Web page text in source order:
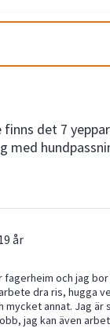
det 7
med
år
och jag bor i vallen.
dra ris, hugga
mycket annat. Jag är
jag kan även